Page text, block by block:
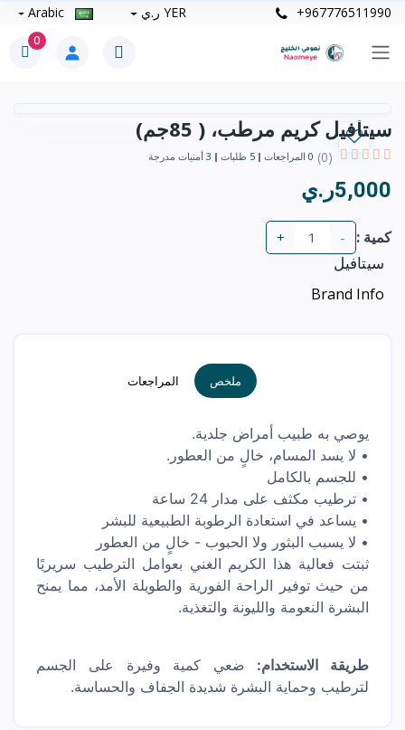
+967776511990 YER ر.ي
0
سيتافيل كريم مرطب، ( 85جم)
(0)
0 المراجعات 5 طلبات 3 أمنيات مدرجة
5,000ر.ي
كمية : -
+
سيتافيل
Brand Info
ملخص المراجعات
يوصي به طبيب أمراض جلدية.
• لا يسد المسام، خالٍ من العطور.
• للجسم بالكامل
• ترطيب مكثف على مدار 24 ساعة
• يساعد في استعادة الرطوبة الطبيعية للبشر
• لا يسبب البثور ولا الحبوب - خالٍ من العطور
ثبتت فعالية هذا الكريم الغني بعوامل الترطيب سريريًا
من حيث توفير الراحة الفورية والطويلة الأمد، مما يمنح
البشرة النعومة والليونة والتغذية.
طريقة الاستخدام: ضعي كمية وفيرة على الجسم
لترطيب وحماية البشرة شديدة الجفاف والحساسة.